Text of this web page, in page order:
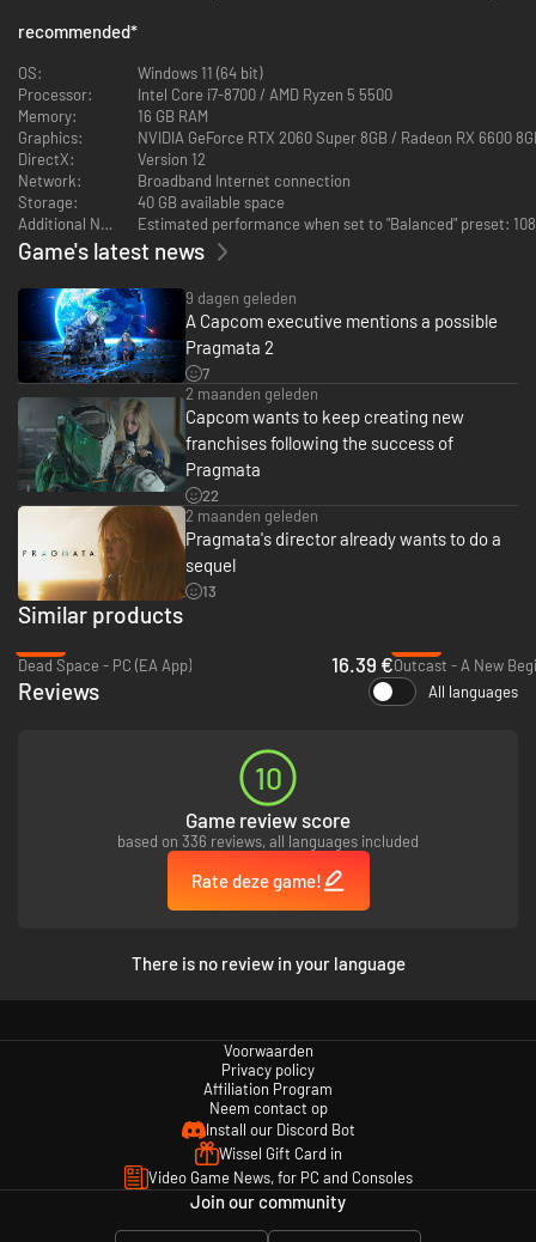
Halfvoltooide replica's van de menselijke beschaving liggen verspreid
over het maanoppervlak, terwijl erbinnen alleen maar een paar sporen te
vinden zijn van de verdwenen bewoners van het complex. Welke
verborgen waarheid wacht Hugh en Diana aan het einde van hun reis?
BESTUUR TWEE PERSONAGES... TEGELIJKERTIJD
Bestuur Hugh terwijl hij beweegt, schiet en springt en tegelijkertijd Diana
Geniet in dit werkelijk unieke systeem van een frisse, nieuwe mix van
gameplay die het uiterste zal vergen van je vernuft.
recommended*
OS:
Windows 11 (64 bit)
Processor:
Intel Core i7-8700 / AMD Ryzen 5 5500
Memory:
16 GB RAM
Graphics:
NVIDIA GeForce RTX 2060 Super 8GB / Radeon RX 6600
DirectX:
Version 12
Network:
Broadband Internet connection
Storage:
40 GB available space
Additional Notes:
Game's latest news
9 dagen geleden
A Capcom executive mentions a possible
Pragmata 2
7
2 maanden geleden
Capcom wants to keep creating new
franchises following the success of
Pragmata
22
2 maanden geleden
Pragmata's director already wants to do a
sequel
13
Similar products
Dead Space - PC (EA App)
16.39 €Outcast - A New
Reviews All languages
10
Game review score
based on 336 reviews, all languages included
Rate deze game!
There is no review in your language
Voorwaarden
Privacy policy
Affiliation Program
Neem contact op
Install our Discord Bot
Wissel Gift Card in
Video Game News, for PC and Consoles
Join our community